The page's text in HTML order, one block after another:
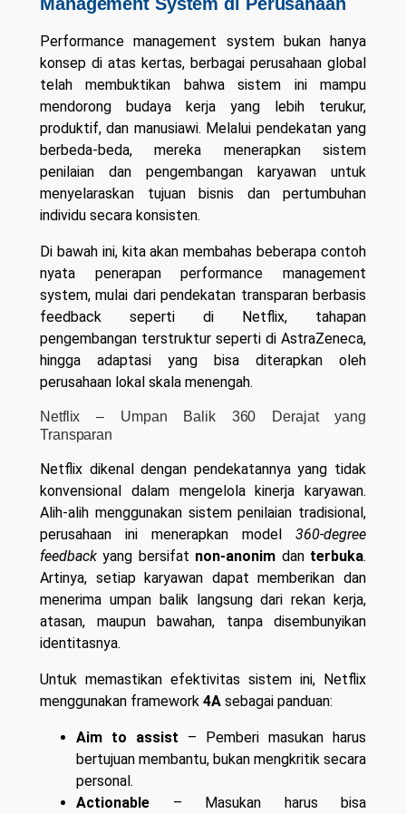
Performance management system bukan hanya
konsep di atas kertas, berbagai perusahaan global
telah membuktikan bahwa sistem ini mampu
mendorong budaya kerja yang lebih terukur,
produktif, dan manusiawi. Melalui pendekatan yang
berbeda-beda, mereka menerapkan sistem
penilaian dan pengembangan karyawan untuk
menyelaraskan tujuan bisnis dan pertumbuhan
individu secara konsisten.
Di bawah ini, kita akan membahas beberapa contoh
nyata penerapan performance management
system, mulai dari pendekatan transparan berbasis
feedback seperti di Netflix, tahapan
pengembangan terstruktur seperti di AstraZeneca,
hingga adaptasi yang bisa diterapkan oleh
perusahaan lokal skala menengah.
Netflix – Umpan Balik 360 Derajat yang
Transparan
Netflix dikenal dengan pendekatannya yang tidak
konvensional dalam mengelola kinerja karyawan.
Alih-alih menggunakan sistem penilaian tradisional,
perusahaan ini menerapkan model 360-degree
feedback yang bersifat non-anonim dan terbuka.
Artinya, setiap karyawan dapat memberikan dan
menerima umpan balik langsung dari rekan kerja,
atasan, maupun bawahan, tanpa disembunyikan
identitasnya.
Untuk memastikan efektivitas sistem ini, Netflix
menggunakan framework 4A sebagai panduan:
Aim to assist – Pemberi masukan harus
bertujuan membantu, bukan mengkritik secara
personal.
Actionable – Masukan harus bisa